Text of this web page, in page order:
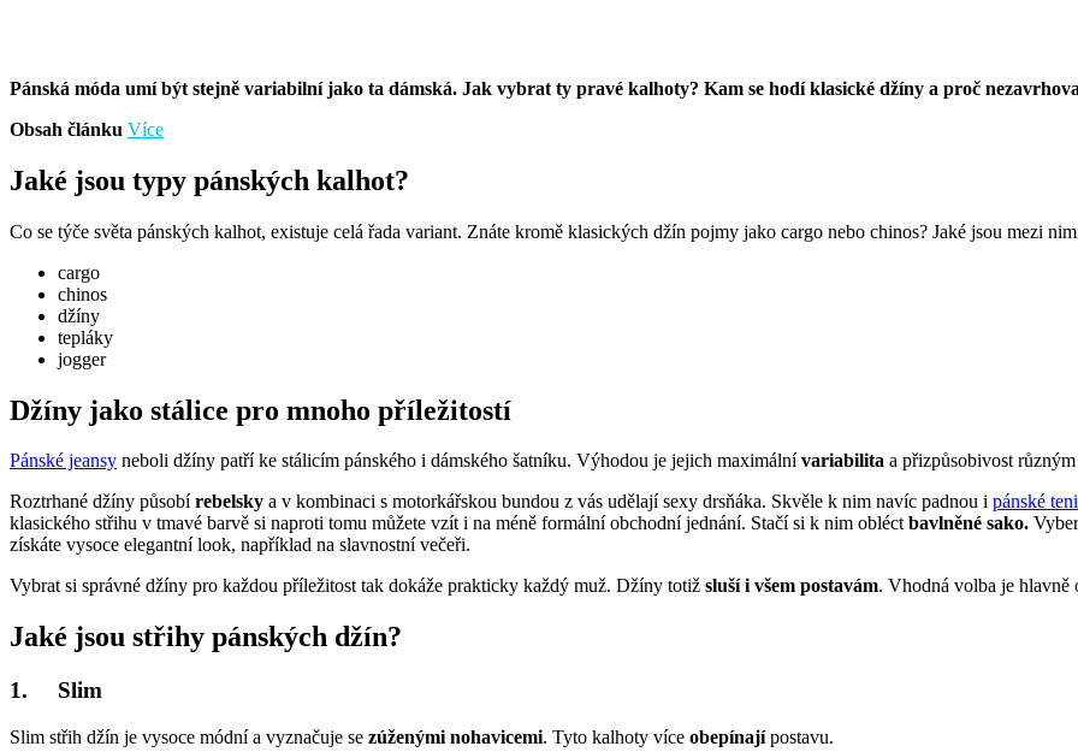
Pánská móda umí být stejně variabilní jako ta dámská. Jak vybrat ty pravé kalhoty? Kam se hodí klasické džíny a proč
Obsah článku Více
Jaké jsou typy pánských kalhot?
Co se týče světa pánských kalhot, existuje celá řada variant. Znáte kromě klasických džín pojmy jako cargo nebo chinos? Jaké jsou mezi
cargo
chinos
džíny
tepláky
jogger
Džíny jako stálice pro mnoho příležitostí
Pánské jeansy neboli džíny patří ke stálicím pánského i dámského šatníku. Výhodou je jejich maximálnívariabilita a přizpůsobivost
Roztrhané džíny působírebelsky a v kombinaci s motorkářskou bundou z vás udělají sexy drsňáka. Skvěle k nim navíc padnou i pánské
klasického střihu v tmavé barvě si naproti tomu můžete vzít i na méně formální obchodní jednání. Stačí si k nim obléctbavlněné sako.
získáte vysoce elegantní look, například na slavnostní večeři.
Vybrat si správné džíny pro každou příležitost tak dokáže prakticky každý muž. Džíny totiž sluší i všem postavám. Vhodná volba je hlavně
Jaké jsou střihy pánských džín?
1. Slim
Slim střih džín je vysoce módní a vyznačuje se zúženými nohavicemi. Tyto kalhoty více obepínajípostavu.